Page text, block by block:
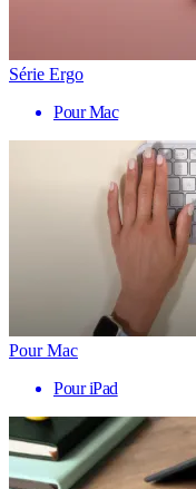
Série Ergo
Pour Mac
Pour Mac
Pour iPad